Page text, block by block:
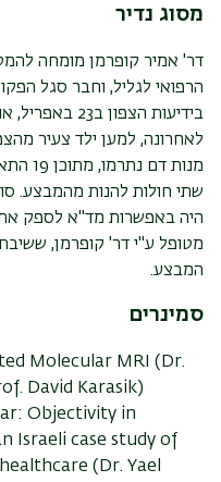
מסוג נדיר
דר' אמיר קופרמן מומחה
הרפואי לגליל, וחבר סגל
בידיעות
מנות
שתי חולות להנות מהמבצע.
היה באפשרות מד"א לספק
מטופל ע"י דר' קופרמן,
המבצע.
סמינרים
Molecular MRI (Dr.
David Karasik)
Objectivity in
Israeli case study of
(Dr. Yael